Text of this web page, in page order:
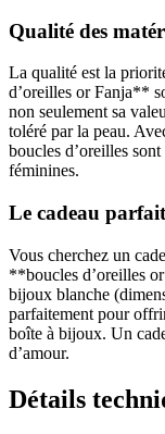
Qualité des
La qualité est la
d’oreilles or Fanja**
non seulement sa
toléré par la peau.
boucles d’oreilles
féminines.
Le cadeau
Vous cherchez un
**boucles d’oreilles
bijoux blanche
parfaitement pour
boîte à bijoux. Un
d’amour.
Détails